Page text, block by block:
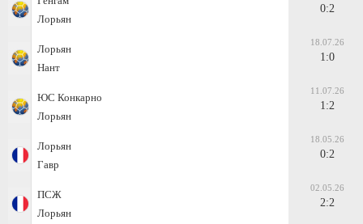
Лорьян
0:2
Лорьян
Нант
18.07.26
1:0
ЮС Конкарно
Лорьян
11.07.26
1:2
Лорьян
Гавр
18.05.26
0:2
ПСЖ
Лорьян
02.05.26
2:2